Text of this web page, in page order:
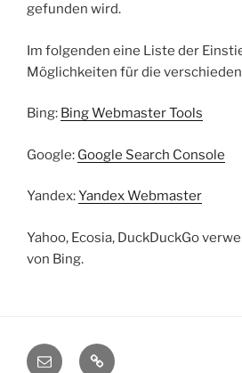
gefunden wird.
Im folgenden eine Liste der
Möglichkeiten für die
Bing: Bing Webmaster Tools
Google: Google Search Console
Yandex:Yandex Webmaster
Yahoo, Ecosia, DuckDuckGo
von Bing.
E-
Startseite